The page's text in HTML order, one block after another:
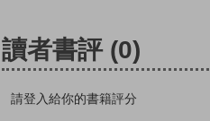
讀者書評 (0)
請登入給你的書籍評分